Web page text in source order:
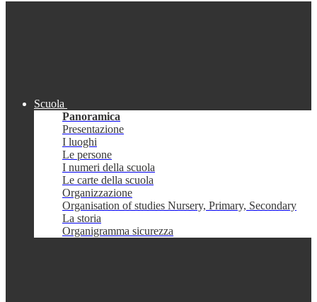
Scuola
Panoramica
Presentazione
I luoghi
Le persone
I numeri della scuola
Le carte della scuola
Organizzazione
Organisation of studies Nursery, Primary, Secondary
La storia
Organigramma sicurezza